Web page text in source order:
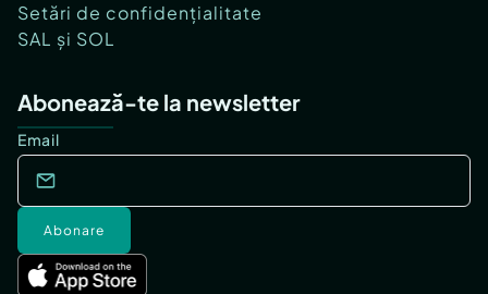
Setări de confidențialitate
SAL și SOL
Abonează-te la newsletter
Email
Abonare